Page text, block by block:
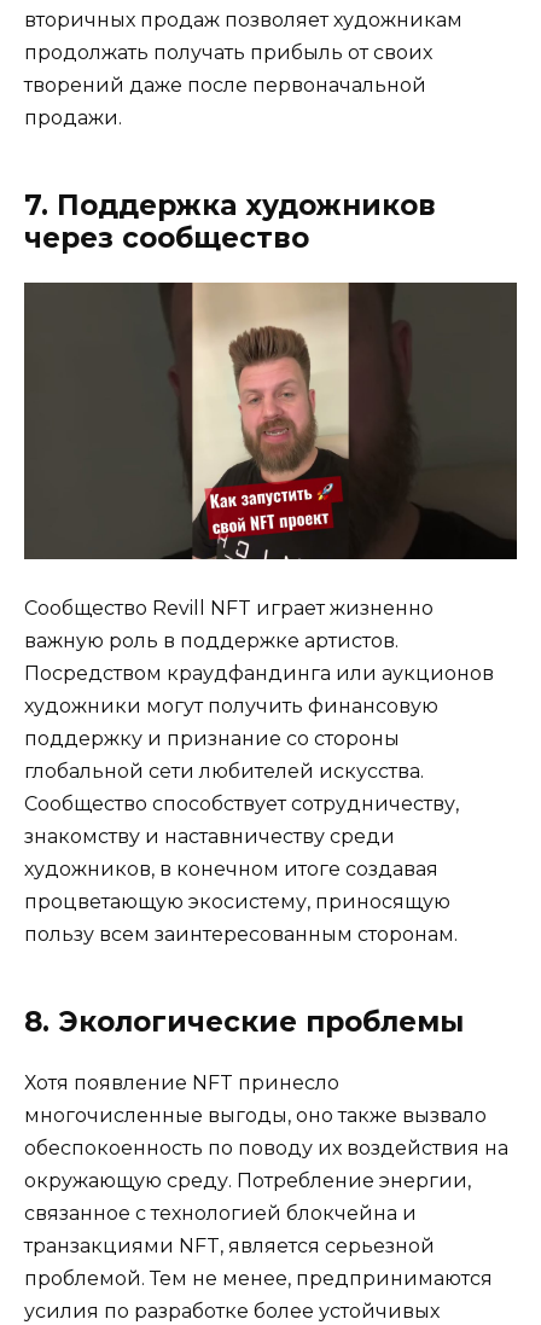
вторичных продаж позволяет художникам
продолжать получать прибыль от своих
творений даже после первоначальной
продажи.
7. Поддержка художников
через сообщество
Сообщество Revill NFT играет жизненно
важную роль в поддержке артистов.
Посредством краудфандинга или аукционов
художники могут получить финансовую
поддержку и признание со стороны
глобальной сети любителей искусства.
Сообщество способствует сотрудничеству,
знакомству и наставничеству среди
художников, в конечном итоге создавая
процветающую экосистему, приносящую
пользу всем заинтересованным сторонам.
8. Экологические проблемы
Хотя появление NFT принесло
многочисленные выгоды, оно также вызвало
обеспокоенность по поводу их воздействия на
окружающую среду. Потребление энергии,
связанное с технологией блокчейна и
транзакциями NFT, является серьезной
проблемой. Тем не менее, предпринимаются
усилия по разработке более устойчивых